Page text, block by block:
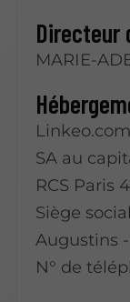
Directeur
MARIE-
Linkeo.com
SA au
RCS Paris
Siège
Augustins
N° de